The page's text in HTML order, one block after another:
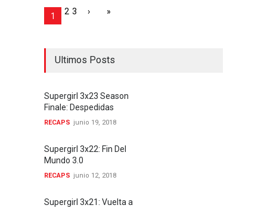
1 2 3 › »
Ultimos Posts
Supergirl 3x23 Season
Finale: Despedidas
RECAPS junio 19, 2018
Supergirl 3x22: Fin Del
Mundo 3.0
RECAPS junio 12, 2018
Supergirl 3x21: Vuelta a